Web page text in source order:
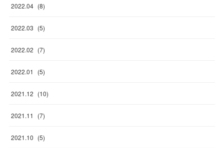
2022.04 (8)
2022.03 (5)
2022.02 (7)
2022.01 (5)
2021.12 (10)
2021.11 (7)
2021.10 (5)